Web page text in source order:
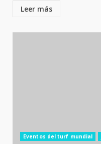
Leer más
Eventos del turf mundial